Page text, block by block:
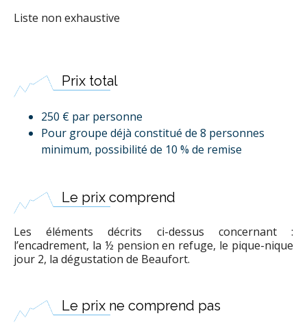
Liste non exhaustive
Prix total
250 € par personne
Pour groupe déjà constitué de 8 personnes
minimum, possibilité de 10 % de remise
Le prix comprend
Les éléments décrits ci-dessus concernant :
l’encadrement, la ½ pension en refuge, le pique-nique
jour 2, la dégustation de Beaufort.
Le prix ne comprend pas